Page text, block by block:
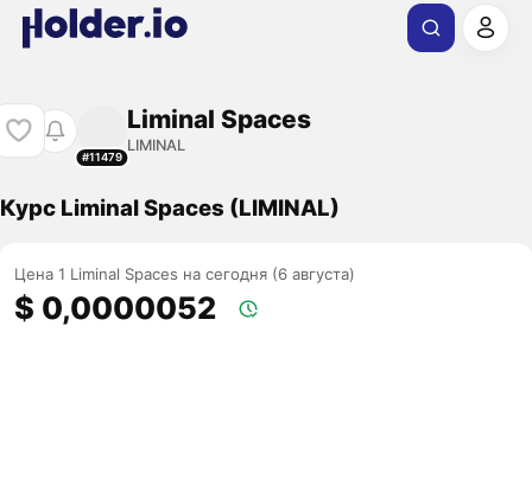
#11479
Liminal Spaces
LIMINAL
Курс Liminal Spaces (LIMINAL)
Цена 1 Liminal Spaces на сегодня (6 августа)
$ 0,0000052